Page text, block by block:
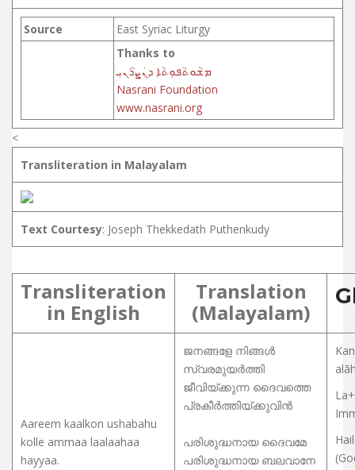
Source
East Syriac Liturgy
Thanks to
ܡܫܵܘܬܵܦܘܼܬܵܐ ܕܢܲܨܪܵܢܝܼ
Nasrani Foundation
www.nasrani.org
<
Transliteration in Malayalam
Text Courtesy: Joseph Thekkedath Puthenkudy
Transliteration
in English
Translation
(Malayalam)
Aareem kaalkon ushabahu
kolle ammaa laalaahaa
hayyaa.
ജനങ്ങളേ നിങ്ങൾ
സ്വരമുയർത്തി
ജീവിയ്ക്കുന്ന ദൈവത്തെ
പ്രകീർത്തിയ്ക്കുവിൻ
പരിശുദ്ധനായ ദൈവമേ
പരിശുദ്ധനായ ബലവാനേ